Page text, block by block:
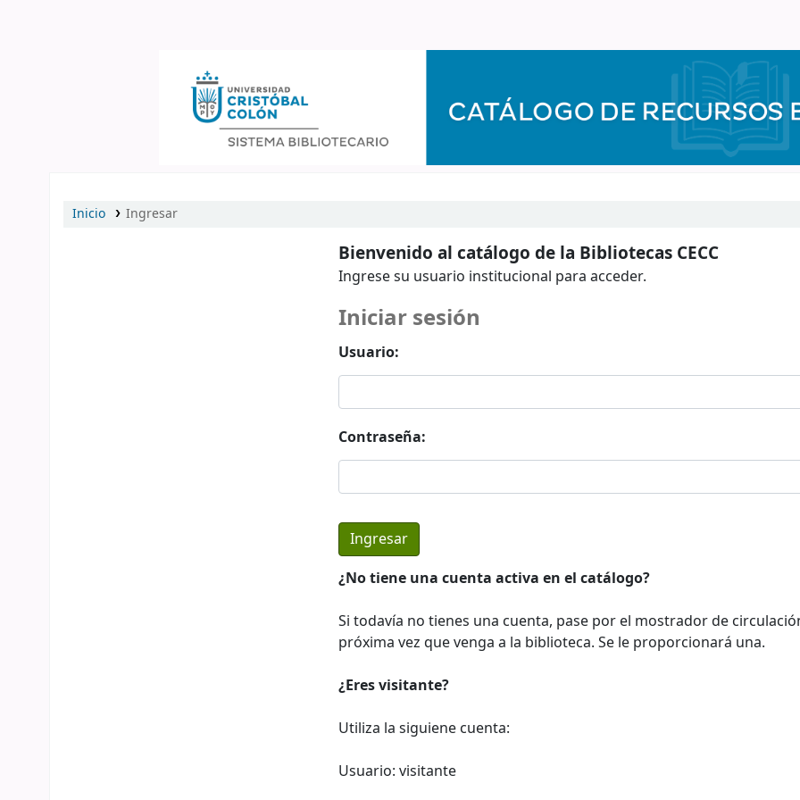
Inicio Ingresar
Bienvenido al catálogo de la Bibliotecas CECC
Ingrese su usuario institucional para acceder.
Iniciar sesión
Usuario:
Contraseña:
¿No tiene una cuenta activa en el catálogo?
Si todavía no tienes una cuenta, pase por el mostrador de
próxima vez que venga a la biblioteca. Se le proporcionará una.
¿Eres visitante?
Utiliza la siguiene cuenta:
Usuario: visitante